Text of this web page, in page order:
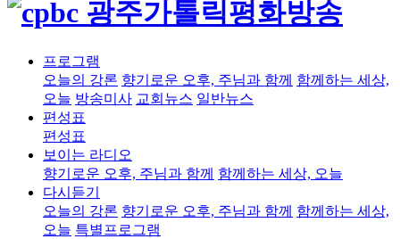
프로그램
오늘의 강론 향기로운 오후, 주님과 함께 함께하는 세상,
오늘 방송미사 교회뉴스 일반뉴스
편성표
편성표
보이는 라디오
향기로운 오후, 주님과 함께 함께하는 세상, 오늘
다시듣기
오늘의 강론 향기로운 오후, 주님과 함께 함께하는 세상,
오늘 특별프로그램